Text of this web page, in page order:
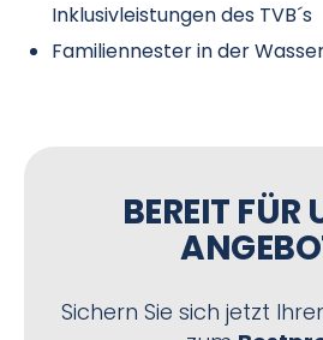
Inklusivleistungen des TVB´s
Familiennester in der
BEREIT FÜR
Sichern Sie sich jetzt